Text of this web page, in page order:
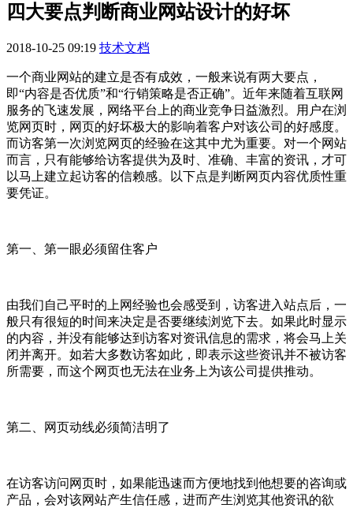
四大要点判断商业网站设计的好坏
2018-10-25 09:19 技术文档
一个商业网站的建立是否有成效，一般来说有两大要点，
即“内容是否优质”和“行销策略是否正确”。近年来随着互联网
服务的飞速发展，网络平台上的商业竞争日益激烈。用户在浏
览网页时，网页的好坏极大的影响着客户对该公司的好感度。
而访客第一次浏览网页的经验在这其中尤为重要。对一个网站
而言，只有能够给访客提供为及时、准确、丰富的资讯，才可
以马上建立起访客的信赖感。以下点是判断网页内容优质性重
要凭证。
第一、第一眼必须留住客户
由我们自己平时的上网经验也会感受到，访客进入站点后，一
般只有很短的时间来决定是否要继续浏览下去。如果此时显示
的内容，并没有能够达到访客对资讯信息的需求，将会马上关
闭并离开。如若大多数访客如此，即表示这些资讯并不被访客
所需要，而这个网页也无法在业务上为该公司提供推动。
第二、网页动线必须简洁明了
在访客访问网页时，如果能迅速而方便地找到他想要的咨询或
产品，会对该网站产生信任感，进而产生浏览其他资讯的欲